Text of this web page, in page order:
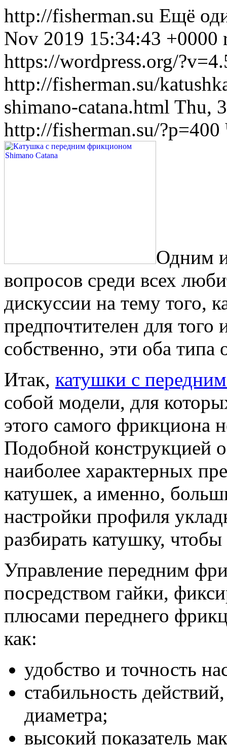
http://fisherman.su Ещё
Nov 2019 15:34:43 +0000
https://wordpress.org/
http://fisherman.su/
shimano-catana.html Thu,
http://fisherman.su/?p=400
Одним
вопросов среди всех
дискуссии на тему того,
предпочтителен для
собственно, эти оба
Итак, катушки с
собой модели, для
этого самого фрикциона
Подобной конструкцией
наиболее характерных
катушек, а именно,
настройки профиля
разбирать катушку,
Управление передним
посредством гайки,
плюсами переднего
как:
удобство и точность
стабильность
диаметра;
высокий показатель